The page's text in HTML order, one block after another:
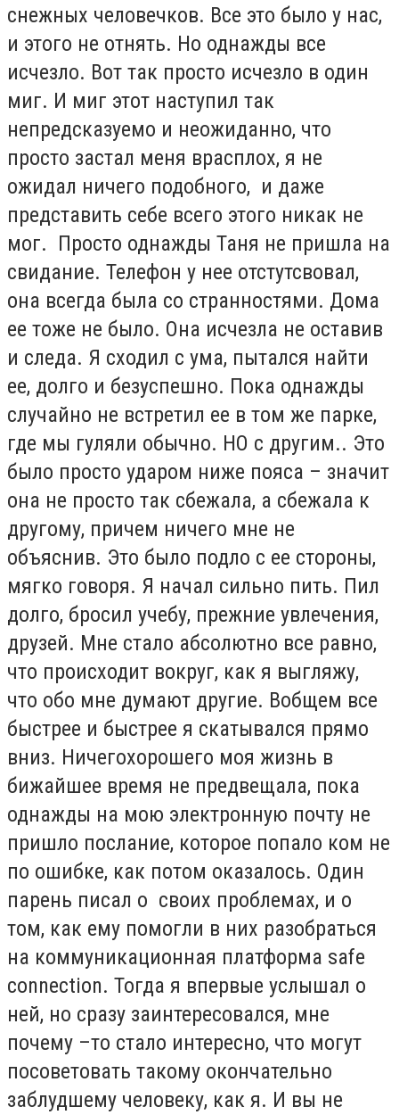
снежных человечков. Все это было у нас,
и этого не отнять. Но однажды все
исчезло. Вот так просто исчезло в один
миг. И миг этот наступил так
непредсказуемо и неожиданно, что
просто застал меня врасплох, я не
ожидал ничего подобного, и даже
представить себе всего этого никак не
мог. Просто однажды Таня не пришла на
свидание. Телефон у нее отстутсвовал,
она всегда была со странностями. Дома
ее тоже не было. Она исчезла не оставив
и следа. Я сходил с ума, пытался найти
ее, долго и безуспешно. Пока однажды
случайно не встретил ее в том же парке,
где мы гуляли обычно. НО с другим.. Это
было просто ударом ниже пояса – значит
она не просто так сбежала, а сбежала к
другому, причем ничего мне не
объяснив. Это было подло с ее стороны,
мягко говоря. Я начал сильно пить. Пил
долго, бросил учебу, прежние увлечения,
друзей. Мне стало абсолютно все равно,
что происходит вокруг, как я выгляжу,
что обо мне думают другие. Вобщем все
быстрее и быстрее я скатывался прямо
вниз. Ничегохорошего моя жизнь в
бижайшее время не предвещала, пока
однажды на мою электронную почту не
пришло послание, которое попало ком не
по ошибке, как потом оказалось. Один
парень писал о своих проблемах, и о
том, как ему помогли в них разобраться
на коммуникационная платформа safe
connection. Тогда я впервые услышал о
ней, но сразу заинтересовался, мне
почему –то стало интересно, что могут
посоветовать такому окончательно
заблудшему человеку, как я. И вы не